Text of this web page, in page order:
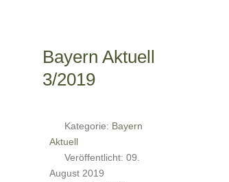
Bayern Aktuell
3/2019
Kategorie: Bayern
Aktuell
Veröffentlicht: 09.
August 2019